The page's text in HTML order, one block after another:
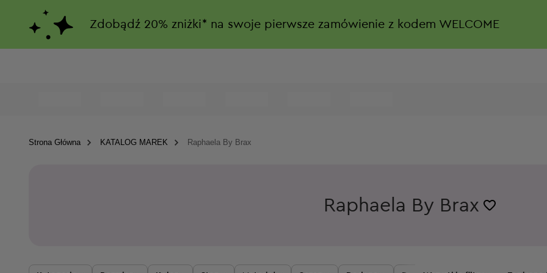
Zdobądź 20% zniżki* na swoje pierwsze zamówienie z kodem WELCOME
Strona Główna KATALOG MAREK Raphaela By Brax
Raphaela By Brax